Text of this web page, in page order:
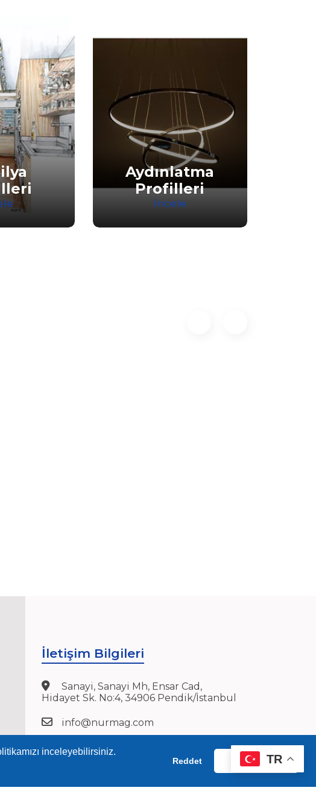
inceleyebilirsiniz.
Reddet Kabul Et
Aydınlatma
Profilleri
İncele
İletişim Bilgileri
Sanayi, Sanayi Mh, Ensar Cad,
Hidayet Sk. No:4, 34906 Pendik/İstanbul
info@nurmag.com
(0216) 378 84 92-93
TR